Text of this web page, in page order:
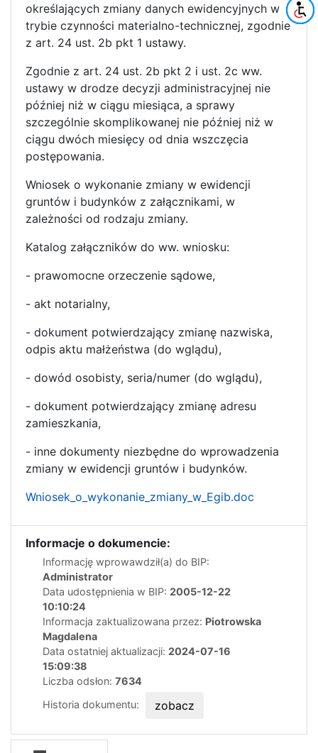
określających zmiany danych ewidencyjnych w
trybie czynności materialno-technicznej, zgodnie
z art. 24 ust. 2b pkt 1 ustawy.
Zgodnie z art. 24 ust. 2b pkt 2 i ust. 2c ww.
ustawy w drodze decyzji administracyjnej nie
później niż w ciągu miesiąca, a sprawy
szczególnie skomplikowanej nie później niż w
ciągu dwóch miesięcy od dnia wszczęcia
postępowania.
Wniosek o wykonanie zmiany w ewidencji
gruntów i budynków z załącznikami, w
zależności od rodzaju zmiany.
Katalog załączników do ww. wniosku:
- prawomocne orzeczenie sądowe,
- akt notarialny,
- dokument potwierdzający zmianę nazwiska,
odpis aktu małżeństwa (do wglądu),
- dowód osobisty, seria/numer (do wglądu),
- dokument potwierdzający zmianę adresu
zamieszkania,
- inne dokumenty niezbędne do wprowadzenia
zmiany w ewidencji gruntów i budynków.
Wniosek_o_wykonanie_zmiany_w_Egib.doc
Informacje o dokumencie:
Informację wprowawdził(a) do BIP:
Administrator
Data udostępnienia w BIP: 2005-12-22
10:10:24
Informacja zaktualizowana przez: Piotrowska
Magdalena
Data ostatniej aktualizacji: 2024-07-16
15:09:38
Liczba odsłon: 7634
Historia dokumentu:
zobacz